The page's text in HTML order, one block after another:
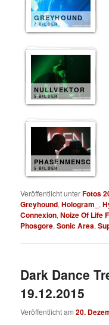
GREYHOUND
7 BILDER
NULLVEKTOR
5 BILDER
PHASENMENSCH
5 BILDER
Veröffentlicht unterFotos
Greyhound,Hologram_ ,
Connexion,Noize Of Life
Phosgore,Sonic Area,
Dark Dance
19.12.2015
Veröffentlicht am20.